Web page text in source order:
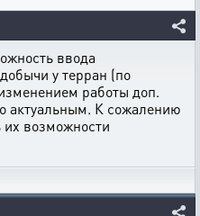
ввода
у терран (по
работы доп.
актуальным. К сожалению
их возможности